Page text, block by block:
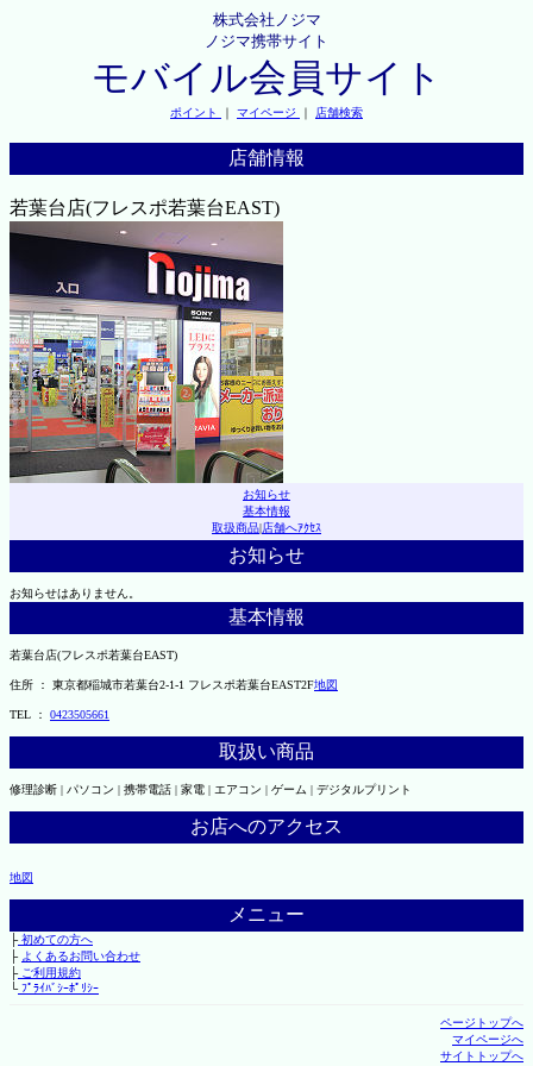
株式会社ノジマ
ノジマ携帯サイト
モバイル会員サイト
ポイント ｜ マイページ ｜ 店舗検索
店舗情報
若葉台店(フレスポ若葉台EAST)
お知らせ
基本情報
取扱商品|店舗へｱｸｾｽ
お知らせ
お知らせはありません。
基本情報
若葉台店(フレスポ若葉台EAST)
住所 ： 東京都稲城市若葉台2-1-1 フレスポ若葉台EAST2F地図
TEL ： 0423505661
取扱い商品
修理診断 | パソコン | 携帯電話 | 家電 | エアコン | ゲーム | デジタルプリント
お店へのアクセス
地図
メニュー
├初めての方へ
├ よくあるお問い合わせ
├ご利用規約
└ﾌﾟﾗｲﾊﾞｼｰﾎﾟﾘｼｰ
ページトップへ
マイページへ
サイトトップへ